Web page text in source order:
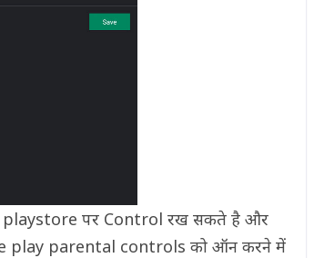
playstore पर Control रख सकते है और
parental controls को ऑन करने में